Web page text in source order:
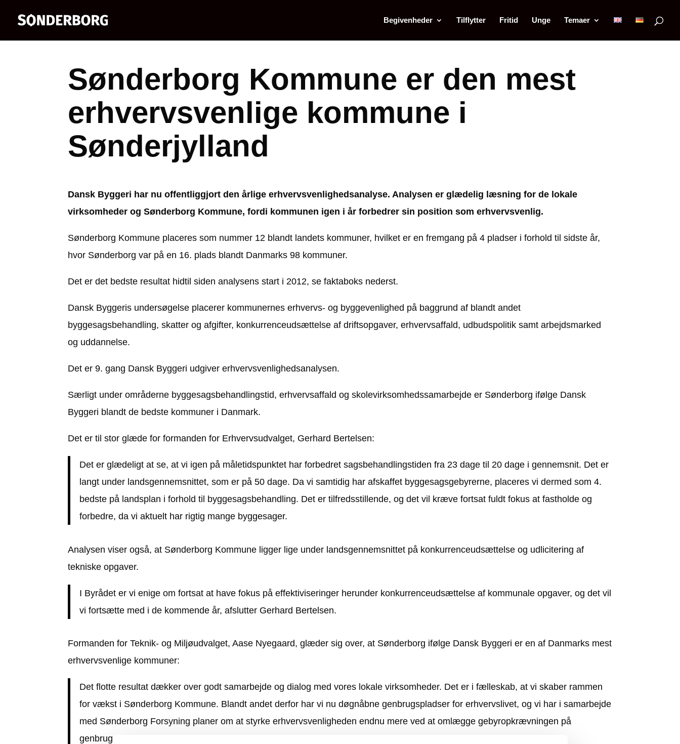
Begivenheder Tilflytter Fritid Unge Temaer
Sønderborg Kommune er den mest
erhvervsvenlige kommune i
Sønderjylland
Dansk Byggeri har nu offentliggjort den årlige erhvervsvenlighedsanalyse. Analysen er glædelig læsning for de lokale
virksomheder og Sønderborg Kommune, fordi kommunen igen i år forbedrer sin position som erhvervsvenlig.
Sønderborg Kommune placeres som nummer 12 blandt landets kommuner, hvilket er en fremgang på 4 pladser i forhold til sidste år,
hvor Sønderborg var på en 16. plads blandt Danmarks 98 kommuner.
Det er det bedste resultat hidtil siden analysens start i 2012, se faktaboks nederst.
Dansk Byggeris undersøgelse placerer kommunernes erhvervs- og byggevenlighed på baggrund af blandt andet
byggesagsbehandling, skatter og afgifter, konkurrenceudsættelse af driftsopgaver, erhvervsaffald, udbudspolitik samt arbejdsmarked
og uddannelse.
Det er 9. gang Dansk Byggeri udgiver erhvervsvenlighedsanalysen.
Særligt under områderne byggesagsbehandlingstid, erhvervsaffald og skolevirksomhedssamarbejde er Sønderborg ifølge Dansk
Byggeri blandt de bedste kommuner i Danmark.
Det er til stor glæde for formanden for Erhvervsudvalget, Gerhard Bertelsen:
Det er glædeligt at se, at vi igen på måletidspunktet har forbedret sagsbehandlingstiden fra 23 dage til 20 dage i gennemsnit. Det er
langt under landsgennemsnittet, som er på 50 dage. Da vi samtidig har afskaffet byggesagsgebyrerne, placeres vi dermed som 4.
bedste på landsplan i forhold til byggesagsbehandling. Det er tilfredsstillende, og det vil kræve fortsat fuldt fokus at fastholde og
forbedre, da vi aktuelt har rigtig mange byggesager.
Analysen viser også, at Sønderborg Kommune ligger lige under landsgennemsnittet på konkurrenceudsættelse og udlicitering af
tekniske opgaver.
I Byrådet er vi enige om fortsat at have fokus på effektiviseringer herunder konkurrenceudsættelse af kommunale opgaver, og det vil
vi fortsætte med i de kommende år, afslutter Gerhard Bertelsen.
Formanden for Teknik- og Miljøudvalget, Aase Nyegaard, glæder sig over, at Sønderborg ifølge Dansk Byggeri er en af Danmarks mest
erhvervsvenlige kommuner:
Det flotte resultat dækker over godt samarbejde og dialog med vores lokale virksomheder. Det er i fælleskab, at vi skaber rammen
for vækst i Sønderborg Kommune. Blandt andet derfor har vi nu døgnåbne genbrugspladser for erhvervslivet, og vi har i samarbejde
med Sønderborg Forsyning planer om at styrke erhvervsvenligheden endnu mere ved at omlægge gebyropkrævningen på
genbrugspladserne.